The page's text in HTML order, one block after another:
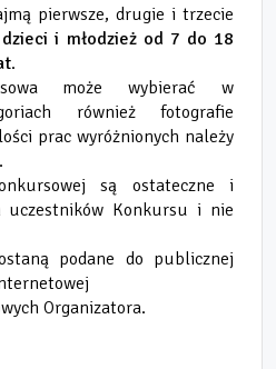
pierwsze, drugie i trzecie
dzieci i młodzież od 7 do 18
.
może wybierać w
również fotografie
prac wyróżnionych należy
są ostateczne i
uczestników Konkursu i nie
podane do publicznej
Organizatora.